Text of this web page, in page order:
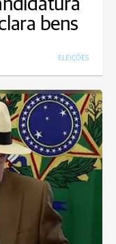
bens
ELEIÇÕES